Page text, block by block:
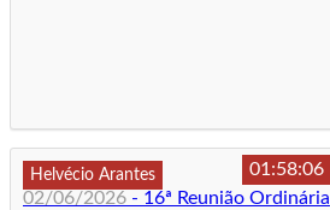
Helvécio Arantes
01:58:06
02/06/2026 - 16ª Reunião Ordinária